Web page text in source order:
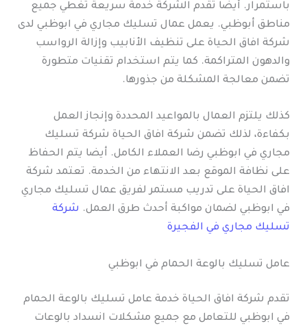
باستمرار. أيضا تقدم الشركة خدمة سريعة تغطي جميع
مناطق أبوظبي. يعمل عمال تسليك مجاري في ابوظبي لدى
شركة افاق الحياة على تنظيف الأنابيب وإزالة الرواسب
والدهون المتراكمة. كما يتم استخدام تقنيات متطورة
تضمن معالجة المشكلة من جذورها.
كذلك يلتزم العمال بالمواعيد المحددة وإنجاز العمل
بكفاءة، لذلك تضمن شركة افاق الحياة شركة تسليك
مجاري في ابوظبي رضا العملاء الكامل. أيضا يتم الحفاظ
على نظافة الموقع بعد الانتهاء من الخدمة. تعتمد شركة
افاق الحياة على تدريب مستمر لفريق عمال تسليك مجاري
في ابوظبي لضمان مواكبة أحدث طرق العمل. شركة
تسليك مجاري في الفجيرة
عامل تسليك بالوعة الحمام في ابوظبي
تقدم شركة افاق الحياة خدمة عامل تسليك بالوعة الحمام
في ابوظبي للتعامل مع جميع مشكلات انسداد بالوعات